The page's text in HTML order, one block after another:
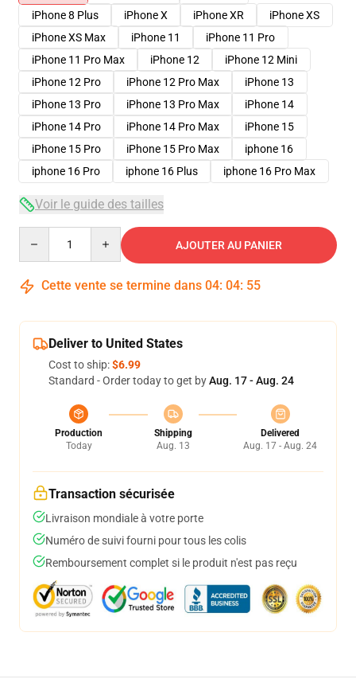
iPhone 8 Plus
iPhone X iPhone XR
iPhone XS
iPhone XS Max
iPhone 11
iPhone 11 Pro
iPhone 11 Pro Max
iPhone 12
iPhone 12 Mini
iPhone 12 Pro
iPhone 12 Pro Max
iPhone 13
iPhone 13 Pro
iPhone 13 Pro Max
iPhone 14
iPhone 14 Pro
iPhone 14 Pro Max
iPhone 15
iPhone 15 Pro
iPhone 15 Pro Max
iphone 16
iphone 16 Pro
iphone 16 Plus iphone 16 Pro Max
Voir le guide des tailles
AJOUTER AU PANIER
Cette vente se termine dans 04: 04: 54
Deliver to United States
Cost to ship:$6.99
Standard - Order today to get byAug. 17 - Aug. 24
Production
Today
Shipping
Aug. 13
Delivered
Aug. 17 - Aug. 24
Transaction sécurisée
Livraison mondiale à votre porte
Numéro de suivi fourni pour tous les colis
Remboursement complet si le produit n'est pas reçu